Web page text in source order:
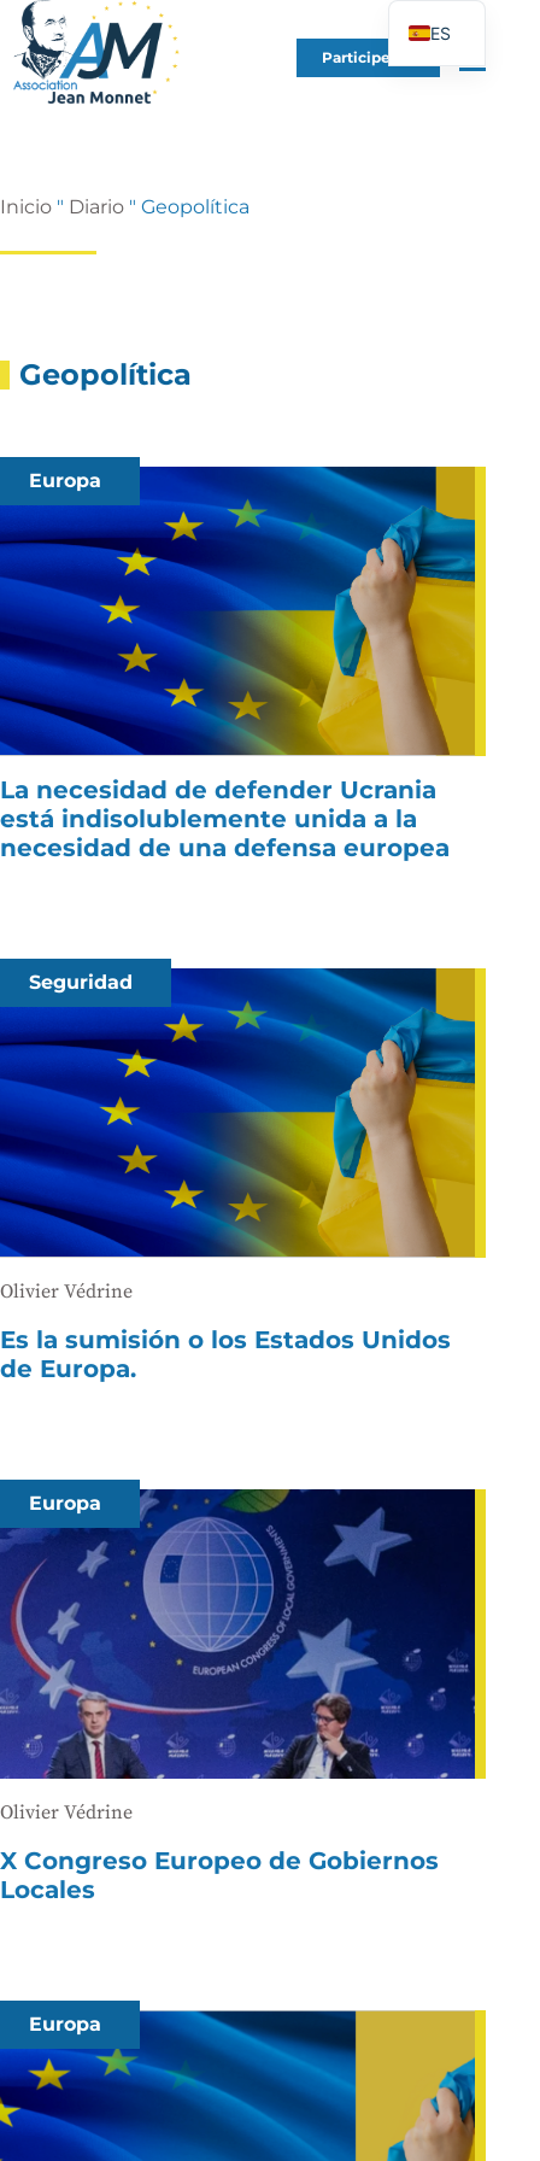
Participe en
Inicio " Diario " Geopolítica
Geopolítica
Europa
La necesidad de defender Ucrania
está indisolublemente unida a la
necesidad de una defensa europea
Seguridad
Olivier Védrine
Es la sumisión o los Estados Unidos
de Europa.
Europa
Olivier Védrine
X Congreso Europeo de Gobiernos
Locales
Europa
ES
FR